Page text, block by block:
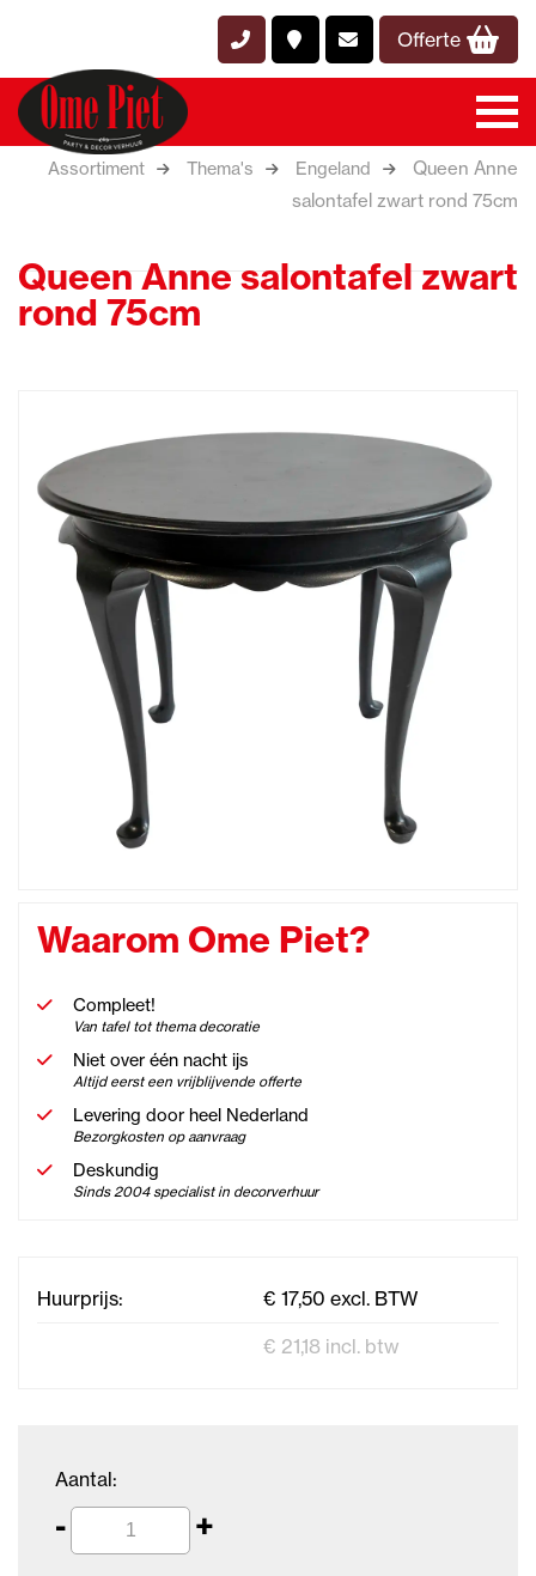
Offerte
Assortiment Thema's Engeland
Queen Anne
salontafel zwart rond 75cm
Queen Anne salontafel zwart
rond 75cm
Waarom Ome Piet?
Compleet!
Van tafel tot thema decoratie
Niet over één nacht ijs
Altijd eerst een vrijblijvende offerte
Levering door heel Nederland
Bezorgkosten op aanvraag
Deskundig
Sinds 2004 specialist in decorverhuur
Huurprijs:
€ 17,50 excl. BTW
€ 21,18 incl. btw
Aantal:
- +